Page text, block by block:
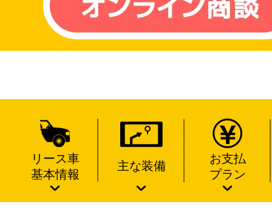
リース車
基本情報
主な装備
お支払
プラン